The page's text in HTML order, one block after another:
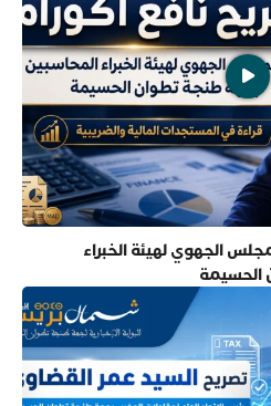
الجهوي لهيئة الخبراء
الحسيمة